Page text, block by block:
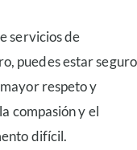
servicios de
puedes estar seguro
respeto y
compasión y el
difícil.